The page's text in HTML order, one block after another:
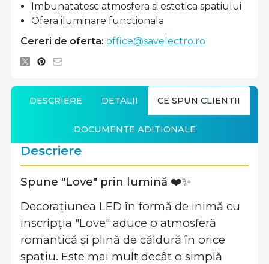
Imbunatatesc atmosfera si estetica spatiului
Ofera iluminare functionala
Cereri de oferta: office@savelectro.ro
DESCRIERE DETALII CE SPUN CLIENTII
DOCUMENTE ADITIONALE
Descriere
Spune "Love" prin lumină ❤️✨
Decorațiunea LED în formă de inimă cu
inscripția "Love" aduce o atmosferă
romantică și plină de căldură în orice
spațiu. Este mai mult decât o simplă